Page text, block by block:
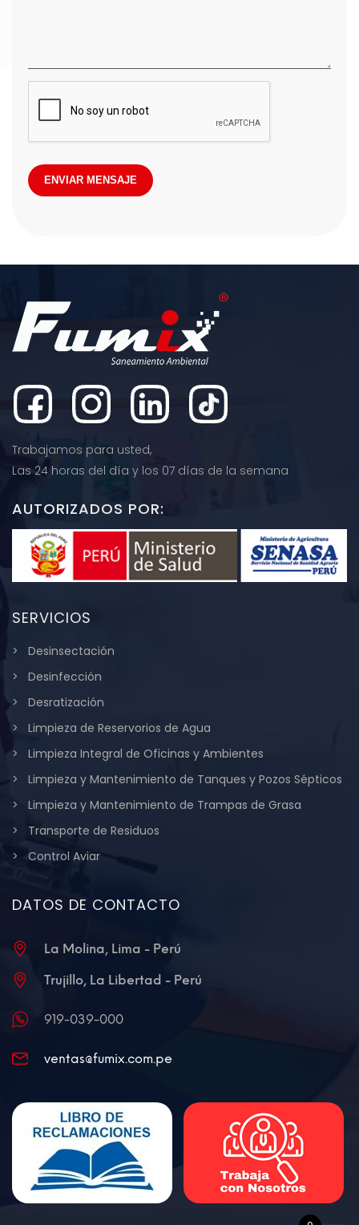
ENVIAR MENSAJE
Trabajamos para usted,
Las 24 horas del día y los 07 días de la semana
AUTORIZADOS POR:
SERVICIOS
Desinsectación
Desinfección
Desratización
Limpieza de Reservorios de Agua
Limpieza Integral de Oficinas y Ambientes
Limpieza y Mantenimiento de Tanques y Pozos Sépticos
Limpieza y Mantenimiento de Trampas de Grasa
Transporte de Residuos
Control Aviar
DATOS DE CONTACTO
La Molina, Lima - Perú
Trujillo, La Libertad - Perú
919-039-000
ventas@fumix.com.pe